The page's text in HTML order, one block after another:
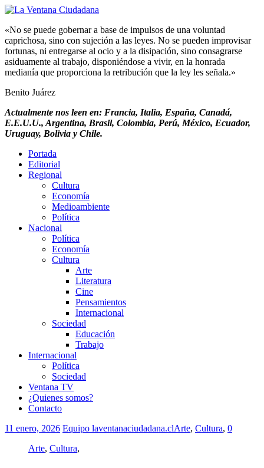
«No se puede gobernar a base de impulsos de una voluntad
caprichosa, sino con sujeción a las leyes. No se pueden improvisar
fortunas, ni entregarse al ocio y a la disipación, sino consagrarse
asiduamente al trabajo, disponiéndose a vivir, en la honrada
medianía que proporciona la retribución que la ley les señala.»
Benito Juárez
Actualmente nos leen en: Francia, Italia, España, Canadá,
E.E.U.U., Argentina, Brasil, Colombia, Perú, México, Ecuador,
Uruguay, Bolivia y Chile.
Portada
Editorial
Regional
Cultura
Economía
Medioambiente
Política
Nacional
Política
Economía
Cultura
Arte
Literatura
Cine
Pensamientos
Internacional
Sociedad
Educación
Trabajo
Internacional
Política
Sociedad
Ventana TV
¿Quienes somos?
Contacto
11 enero, 2026 Equipo laventanaciudadana.clArte, Cultura, 0
Arte, Cultura,